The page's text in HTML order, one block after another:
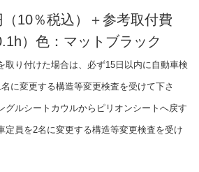
10％税込）＋参考取付費
）色：マットブラック
り付けた場合は、必ず15日以内に自動車検
に変更する構造等変更検査を受けて下さ
グルシートカウルからピリオンシートへ戻す
定員を2名に変更する構造等変更検査を受け